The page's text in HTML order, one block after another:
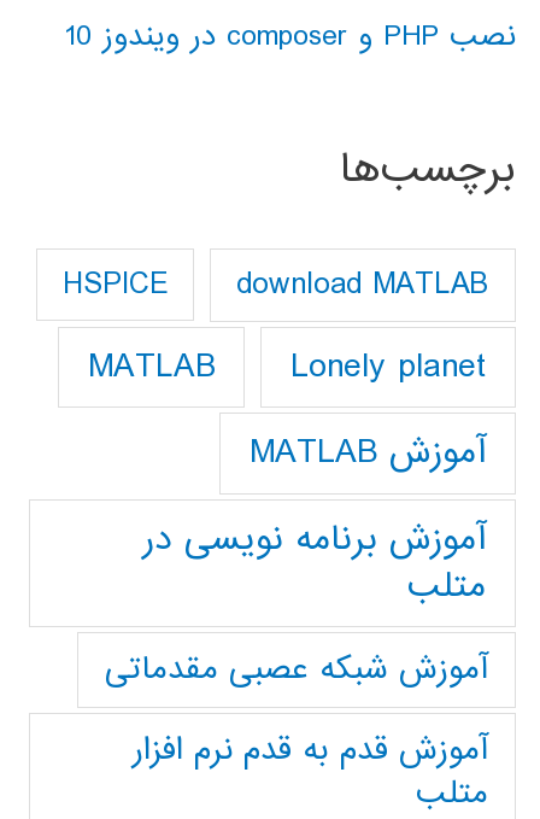
نصب PHP و composer در ویندوز 10
برچسب‌ها
download MATLAB
HSPICE
Lonely planet
MATLAB
آموزش MATLAB
آموزش برنامه نویسی در
متلب
آموزش شبکه عصبی مقدماتی
آموزش قدم به قدم نرم افزار
متلب